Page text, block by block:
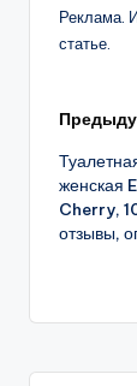
Реклама.
статье.
женская
Cherry,
отзывы,